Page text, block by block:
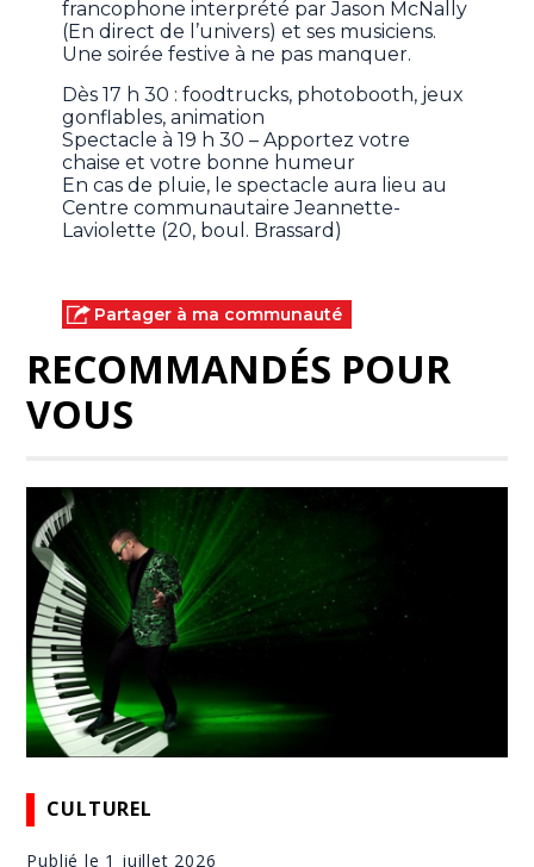
francophone interprété par Jason McNally
(En direct de l’univers) et ses musiciens.
Une soirée festive à ne pas manquer.
Dès 17 h 30 : foodtrucks, photobooth, jeux
gonflables, animation
Spectacle à 19 h 30 – Apportez votre
chaise et votre bonne humeur
En cas de pluie, le spectacle aura lieu au
Centre communautaire Jeannette-
Laviolette (20, boul. Brassard)
Partager à ma communauté
RECOMMANDÉS POUR
VOUS
CULTUREL
Publié le 1 juillet 2026